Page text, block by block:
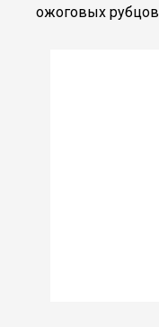
ожоговых рубцов